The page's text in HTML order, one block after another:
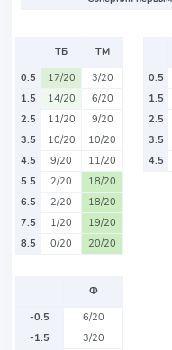
ТБ
ТМ
0.5
17/20
3/20
1.5
14/20
6/20
2.5
11/20
9/20
3.5
10/20
10/20
4.5
9/20
11/20
5.5
2/20
18/20
6.5
2/20
18/20
7.5
1/20
19/20
8.5
0/20 20/20
0.5
1.5
2.5
3.5
4.5
Ф
-0.5
6/20
-1.5
3/20